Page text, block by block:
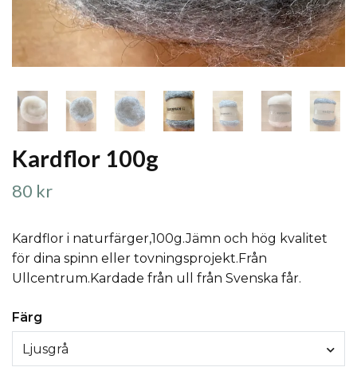
Kardflor 100g
80 kr
Kardflor i naturfärger,100g.Jämn och hög kvalitet
för dina spinn eller tovningsprojekt.Från
Ullcentrum.Kardade från ull från Svenska får.
Färg
Ljusgrå